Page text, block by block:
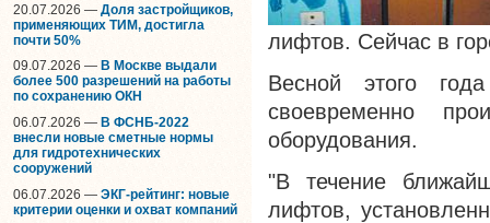
20.07.2026 — Доля застройщиков,
применяющих ТИМ, достигла
почти 50%
09.07.2026 — В Москве выдали
более 500 разрешений на работы
по сохранению ОКН
06.07.2026 — В ФСНБ-2022
внесли новые сметные нормы
для гидротехнических
сооружений
06.07.2026 — ЭКГ-рейтинг: новые
критерии оценки и охват компаний
лифтов. Сейчас в
Весной этого
своевременно
оборудования.
"В течение
лифтов,